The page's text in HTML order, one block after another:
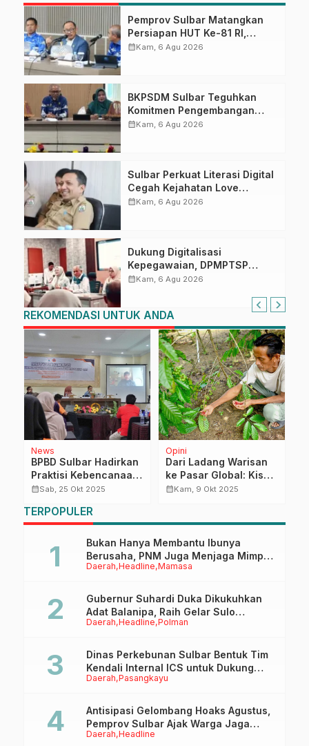
Pemprov Sulbar Matangkan
Persiapan HUT Ke-81 RI,
Puncak Upacara di Lapangan
calendar_monthKam, 6 Agu 2026
BKPSDM Sulbar Teguhkan
Komitmen Pengembangan
Kompetensi ASN melalui
calendar_monthKam, 6 Agu 2026
Sulbar Perkuat Literasi Digital
Cegah Kejahatan Love
Scamming
calendar_monthKam, 6 Agu 2026
Dukung Digitalisasi
Kepegawaian, DPMPTSP
Sulbar Siap Terapkan Aplikasi
calendar_monthKam, 6 Agu 2026
REKOMENDASI UNTUK ANDA
News
BPBD Sulbar Hadirkan
Praktisi Kebencanaan
pada Diskusi Panel
Dokumen RPB 2025–
2029
calendar_monthSab, 25 Okt 2025
Opini
Dari Ladang Warisan
ke Pasar Global: Kisah
Inspiratif Kopi Kobshii
calendar_monthKam, 9 Okt 2025
TERPOPULER
Daerah Headline Mamasa
Bukan Hanya Membantu Ibunya
Berusaha, PNM Juga Menjaga Mimpi
Anaknya Untuk Menggapai Cita-Cita
Daerah Headline Polman
Gubernur Suhardi Duka Dikukuhkan
Adat Balanipa, Raih Gelar Sulo
Tappidena
Daerah Pasangkayu
Dinas Perkebunan Sulbar Bentuk Tim
Kendali Internal ICS untuk Dukung
Sertifikasi ISPO Pekebun di
Daerah Headline
Antisipasi Gelombang Hoaks Agustus,
Pemprov Sulbar Ajak Warga Jaga
Ruang Digital